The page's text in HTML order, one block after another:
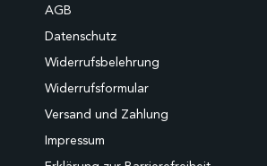
AGB
Datenschutz
Widerrufsbelehrung
Widerrufsformular
Versand und Zahlung
Impressum